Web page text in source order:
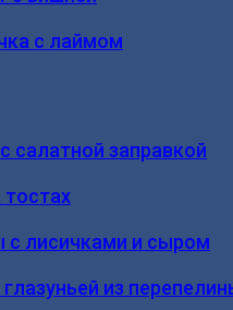
с лаймом
салатной заправкой
тостах
с лисичками и сыром
из